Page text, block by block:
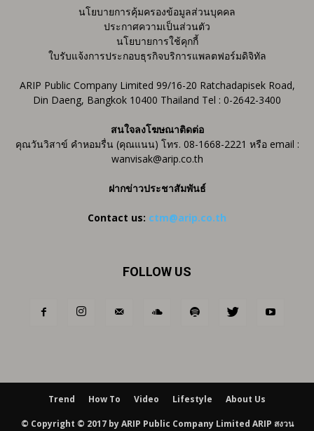
นโยบายการคุ้มครองข้อมูลส่วนบุคคล
ประกาศความเป็นส่วนตัว
นโยบายการใช้คุกกี้
ใบรับแจ้งการประกอบธุรกิจบริการแพลตฟอร์มดิจิทัล
ARIP Public Company Limited 99/16-20 Ratchadapisek Road,
Din Daeng, Bangkok 10400 Thailand Tel : 0-2642-3400
สนใจลงโฆษณาติดต่อ
คุณวันวิสาข์ คำหอมรื่น (คุณแนน) โทร. 08-1668-2221 หรือ email :
wanvisak@arip.co.th
ฝากข่าวประชาสัมพันธ์
Contact us: ctm@arip.co.th
FOLLOW US
Trend How To Video Lifestyle About Us
© Copyright © 2017 by ARIP Public Company Limited ARIP สงวน